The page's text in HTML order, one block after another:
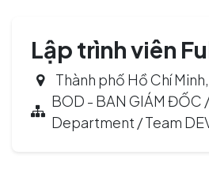
Lập trình viên
Thành phố Hồ Chí Minh
BOD - BAN GIÁM ĐỐC
Department / Team